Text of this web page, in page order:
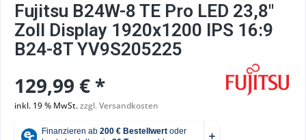
Fujitsu B24W-8 TE Pro LED 23,8"
Zoll Display 1920x1200 IPS 16:9
B24-8T YV9S205225
129,99 € *
inkl. 19 % MwSt.zzgl. Versandkosten